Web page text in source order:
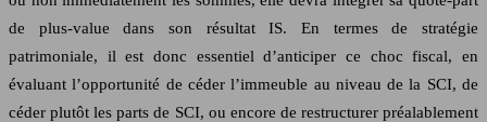
de plus-value dans son résultat IS. En termes de stratégie
patrimoniale, il est donc essentiel d’anticiper ce choc fiscal, en
évaluant l’opportunité de céder l’immeuble au niveau de la SCI, de
céder plutôt les parts de SCI, ou encore de restructurer préalablement